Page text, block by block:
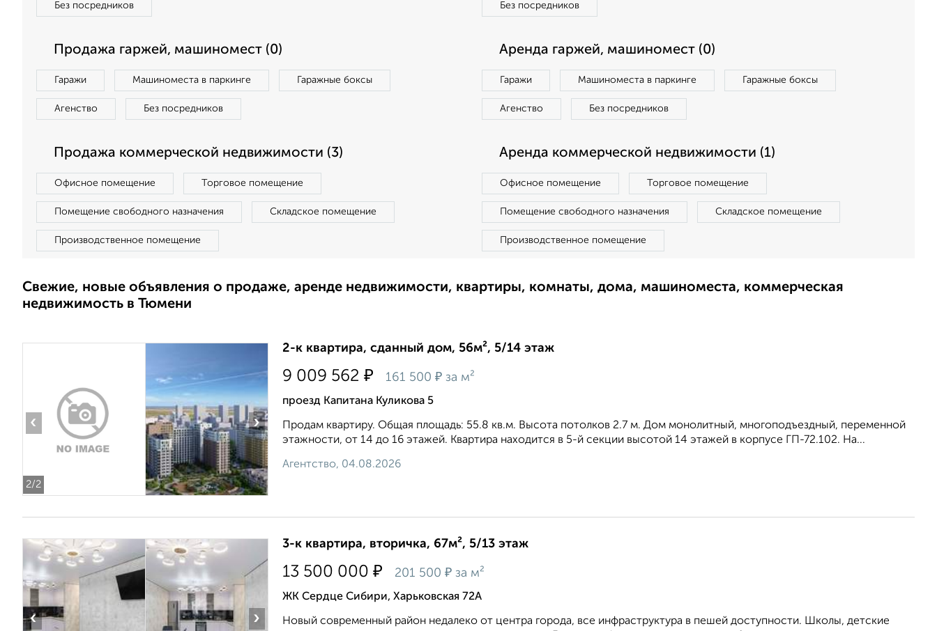
Без посредников Без посредников
Продажа гаржей, машиномест (0)
Гаражи Машиноместа в паркинге Гаражные боксы
Агенство Без посредников
Аренда гаржей, машиномест (0)
Гаражи Машиноместа в паркинге Гаражные боксы
Агенство Без посредников
Продажа коммерческой недвижимости (3)
Офисное помещение Торговое помещение
Помещение свободного назначения Складское помещение
Производственное помещение
Аренда коммерческой недвижимости (1)
Офисное помещение Торговое помещение
Помещение свободного назначения Складское помещение
Производственное помещение
Свежие, новые объявления о продаже, аренде недвижимости, квартиры, комнаты, дома, машиноместа, коммерческая
недвижимость в Тюмени
2/2
‹ ›
2-к квартира, сданный дом, 56м², 5/14 этаж
9 009 562 ₽ 161 500 ₽ за м²
проезд Капитана Куликова 5
Продам квартиру. Общая площадь: 55.8 кв.м. Высота потолков 2.7 м. Дом монолитный, многоподъездный, переменной
этажности, от 14 до 16 этажей. Квартира находится в 5-й секции высотой 14 этажей в корпусе ГП-72.102. На...
Агентство, 04.08.2026
‹ ›
3-к квартира, вторичка, 67м², 5/13 этаж
13 500 000 ₽ 201 500 ₽ за м²
ЖК Сердце Сибири, Харьковская 72А
Новый современный район недалеко от центра города, все инфраструктура в пешей доступности. Школы, детские